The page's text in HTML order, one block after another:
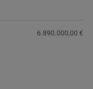
6.890.000,00 €